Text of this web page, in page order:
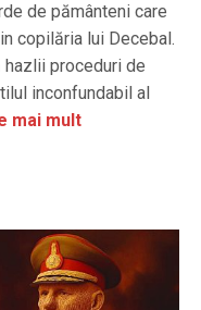
de pământeni care
copilăria lui Decebal.
proceduri de
inconfundabil al
mai mult